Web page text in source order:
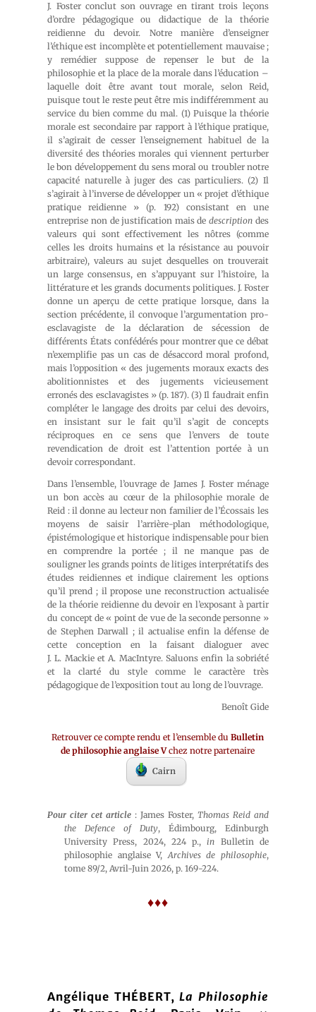
J. Foster conclut son ouvrage en tirant trois leçons
d’ordre pédagogique ou didactique de la théorie
reidienne du devoir. Notre manière d’enseigner
l’éthique est incomplète et potentiellement mauvaise ;
y remédier suppose de repenser le but de la
philosophie et la place de la morale dans l’éducation –
laquelle doit être avant tout morale, selon Reid,
puisque tout le reste peut être mis indifféremment au
service du bien comme du mal. (1) Puisque la théorie
morale est secondaire par rapport à l’éthique pratique,
il s’agirait de cesser l’enseignement habituel de la
diversité des théories morales qui viennent perturber
le bon développement du sens moral ou troubler notre
capacité naturelle à juger des cas particuliers. (2) Il
s’agirait à l’inverse de développer un « projet d’éthique
pratique reidienne » (p. 192) consistant en une
entreprise non de justification mais dedescription des
valeurs qui sont effectivement les nôtres (comme
celles les droits humains et la résistance au pouvoir
arbitraire), valeurs au sujet desquelles on trouverait
un large consensus, en s’appuyant sur l’histoire, la
littérature et les grands documents politiques. J. Foster
donne un aperçu de cette pratique lorsque, dans la
section précédente, il convoque l’argumentation pro-
esclavagiste de la déclaration de sécession de
différents États confédérés pour montrer que ce débat
n’exemplifie pas un cas de désaccord moral profond,
mais l’opposition « des jugements moraux exacts des
abolitionnistes et des jugements vicieusement
erronés des esclavagistes » (p. 187). (3) Il faudrait enfin
compléter le langage des droits par celui des devoirs,
en insistant sur le fait qu’il s’agit de concepts
réciproques en ce sens que l’envers de toute
revendication de droit est l’attention portée à un
devoir correspondant.
Dans l’ensemble, l’ouvrage de James J. Foster ménage
un bon accès au cœur de la philosophie morale de
Reid : il donne au lecteur non familier de l’Écossais les
moyens de saisir l’arrière-plan méthodologique,
épistémologique et historique indispensable pour bien
en comprendre la portée ; il ne manque pas de
souligner les grands points de litiges interprétatifs des
études reidiennes et indique clairement les options
qu’il prend ; il propose une reconstruction actualisée
de la théorie reidienne du devoir en l’exposant à partir
du concept de « point de vue de la seconde personne »
de Stephen Darwall ; il actualise enfin la défense de
cette conception en la faisant dialoguer avec
J. L. Mackie et A. MacIntyre. Saluons enfin la sobriété
et la clarté du style comme le caractère très
pédagogique de l’exposition tout au long de l’ouvrage.
Benoît Gide
Retrouver ce compte rendu et l’ensemble duBulletin
de philosophie anglaise Vchez notre partenaire
Cairn
Pour citer cet article : James Foster, Thomas Reid and
the Defence of Duty, Édimbourg, Edinburgh
University Press, 2024, 224 p.,in Bulletin de
philosophie anglaise V,Archives de philosophie,
tome 89/2, Avril-Juin 2026, p. 169-224.
♦♦♦
Angélique THÉBERT,La Philosophie